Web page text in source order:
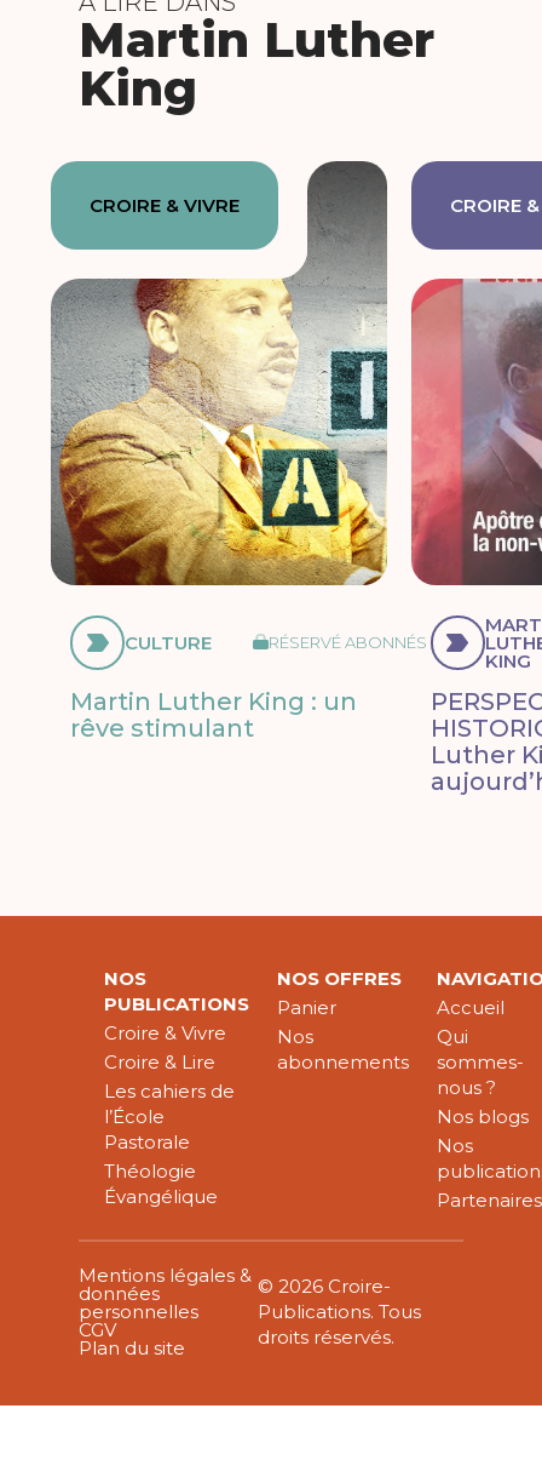
Martin Luther
King
CROIRE & VIVRE
CULTURE RÉSERVÉ ABONNÉS
Martin Luther King : un
rêve stimulant
CROIRE
KING
Luther
NOS
PUBLICATIONS
Croire & Vivre
Croire & Lire
Les cahiers de
l’École
Pastorale
Théologie
Évangélique
NOS OFFRES
Panier
Nos
abonnements
Accueil
Qui
sommes-
nous ?
Nos blogs
Nos
Partenaires
Mentions légales &
données
personnelles
CGV
Plan du site
© 2026 Croire-
Publications. Tous
droits réservés.